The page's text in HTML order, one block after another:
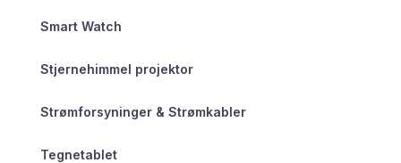
Smart Watch
Stjernehimmel projektor
Strømforsyninger & Strømkabler
Tegnetablet